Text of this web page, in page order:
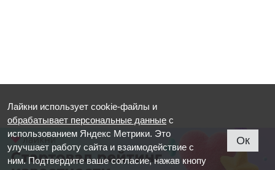
Лайкни использует cookie-файлы и
обрабатывает персональные данные с
использованием Яндекс Метрики. Это
улучшает работу сайта и взаимодействие с
ним. Подтвердите ваше согласие, нажав кнопу
Ок